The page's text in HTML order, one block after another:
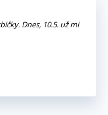
Dnes, 10.5. už mi